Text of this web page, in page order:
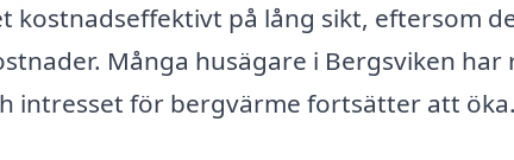
kostnadseffektivt på lång sikt, eftersom
Många husägare i Bergsviken
intresset för bergvärme fortsätter att öka.